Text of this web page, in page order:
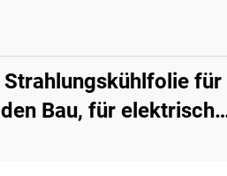
Strahlungskühlfolie für
den Bau, für elektrische